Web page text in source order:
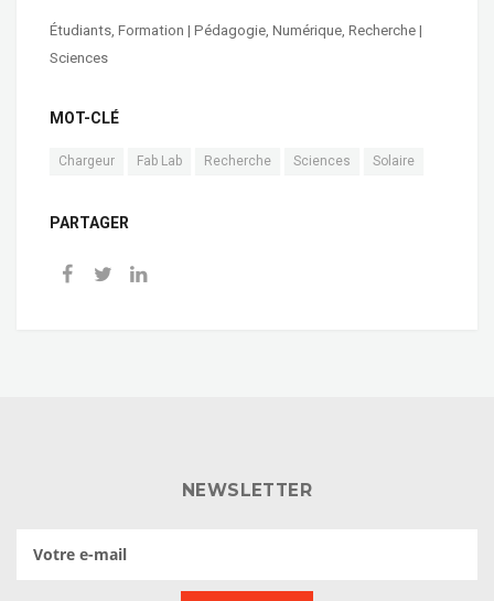
Étudiants, Formation | Pédagogie, Numérique, Recherche |
Sciences
MOT-CLÉ
Chargeur Fab Lab Recherche Sciences Solaire
PARTAGER
NEWSLETTER